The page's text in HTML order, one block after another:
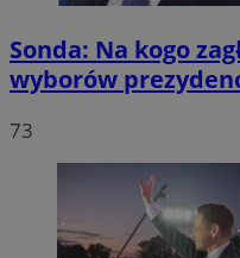
Sonda: Na kogo
wyborów
73